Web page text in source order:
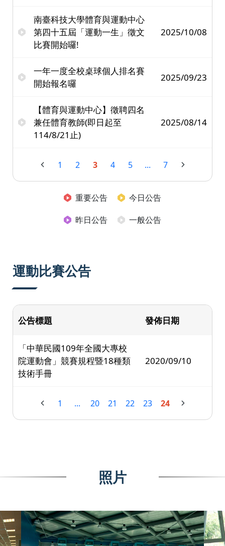
南臺科技大學體育與運動中心
第四十五屆「運動一生」徵文
比賽開始囉!
2025/10/08
一年一度全校桌球個人排名賽
開始報名囉
2025/09/23
【體育與運動中心】徵聘四名
兼任體育教師(即日起至
114/8/21止)
2025/08/14
1 2 3 4 5 ... 7
重要公告
今日公告
昨日公告
一般公告
運動比賽公告
公告標題 發佈日期
「中華民國109年全國大專校
院運動會」競賽規程暨18種類
技術手冊
2020/09/10
1 ... 20 21 22 23 24
照片